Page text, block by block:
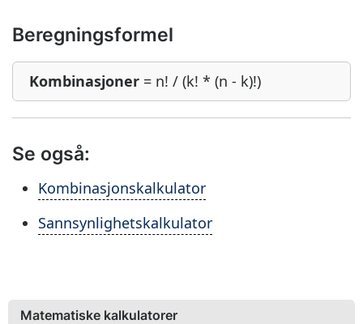
Beregningsformel
Kombinasjoner = n! / (k! * (n - k)!)
Se også:
Kombinasjonskalkulator
Sannsynlighetskalkulator
Matematiske kalkulatorer